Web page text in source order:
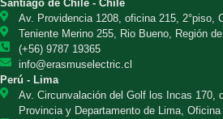
Santiago de Chile - Chile
Av. Providencia 1208, oficina 215, 2°piso,
Teniente Merino 255, Rio Bueno, Región
(+56) 9787 19365
info@erasmuselectric.cl
Perú - Lima
Av. Circunvalación del Golf los Incas 170,
Provincia y Departamento de Lima,